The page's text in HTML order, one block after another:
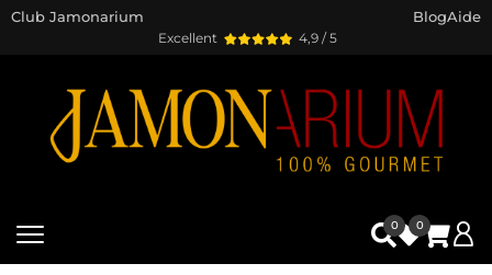
Excellent 4,9 / 5
Club Jamonarium BlogAide
0 0